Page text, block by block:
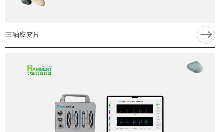
三轴应变片